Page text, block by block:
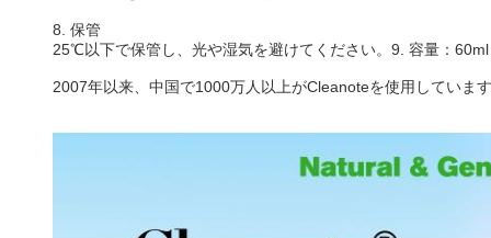
8. 保管
25℃以下で保管し、光や湿気を避けてください。9. 容量：60ml
2007年以来、中国で1000万人以上がCleanoteを使用していま